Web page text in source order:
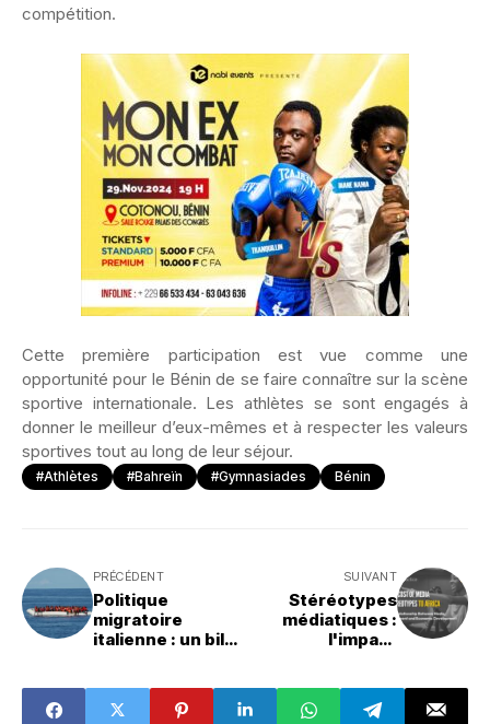
compétition.
Cette première participation est vue comme une
opportunité pour le Bénin de se faire connaître sur la scène
sportive internationale. Les athlètes se sont engagés à
donner le meilleur d’eux-mêmes et à respecter les valeurs
sportives tout au long de leur séjour.
#Athlètes #Bahreïn #Gymnasiades Bénin
PRÉCÉDENT
Politique
migratoire
italienne : un bilan
SUIVANT
Stéréotypes
médiatiques :
l'impact
sur l'Afrique